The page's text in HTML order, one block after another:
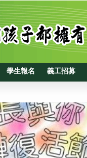
學生報名 義工招募